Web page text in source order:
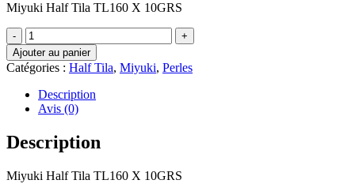
Miyuki Half Tila TL160 X 10GRS
quantité
de
Miyuki
Half
Tila
TL160
10GRS
Ajouter au panier
Catégories : Half Tila, Miyuki, Perles
Description
Avis (0)
Description
Miyuki Half Tila TL160 X 10GRS